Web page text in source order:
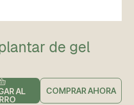
de gel
AL
COMPRAR AHORA